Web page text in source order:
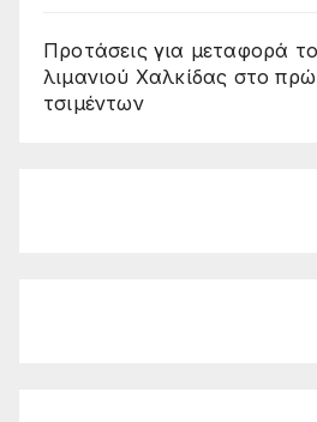
Προτάσεις για μεταφορά
λιμανιού Χαλκίδας στο
τσιμέντων